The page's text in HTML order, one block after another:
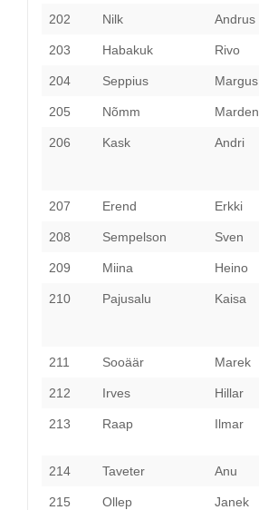
202 Nilk Andrus
203 Habakuk Rivo
204 Seppius Margus
205 Nõmm Marden
206 Kask Andri
207 Erend Erkki
208 Sempelson Sven
209 Miina Heino
210 Pajusalu Kaisa
211 Sooäär Marek
212 Irves Hillar
213 Raap Ilmar
214 Taveter Anu
215 Ollep Janek